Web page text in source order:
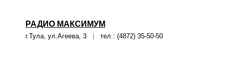
РАДИО МАКСИМУМ
г.Тула, ул.Агеева, 3 тел.: (4872) 35-50-50